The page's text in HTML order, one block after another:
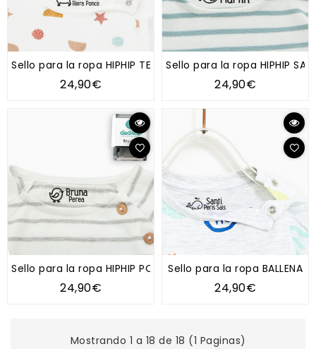
Sello para la ropa HIPHIP TECKEL
24,90€
Sello para la ropa HIPHIP
24,90€
Sello para la ropa HIPHIP POLLITO
24,90€
Sello para la ropa BALLENA
24,90€
Mostrando 1 a 18 de 18 (1 Paginas)